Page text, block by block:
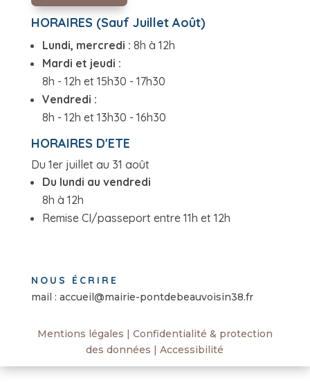
HORAIRES (Sauf Juillet Août)
Lundi, mercredi : 8h à 12h
Mardi et jeudi :
8h - 12h et 15h30 - 17h30
Vendredi :
8h - 12h et 13h30 - 16h30
HORAIRES D'ETE
Du 1er juillet au 31 août
Du lundi au vendredi
8h à 12h
Remise CI/passeport entre 11h et 12h
NOUS ÉCRIRE
mail : accueil@mairie-pontdebeauvoisin38.fr
Mentions légales | Confidentialité & protection
des données |Accessibilité